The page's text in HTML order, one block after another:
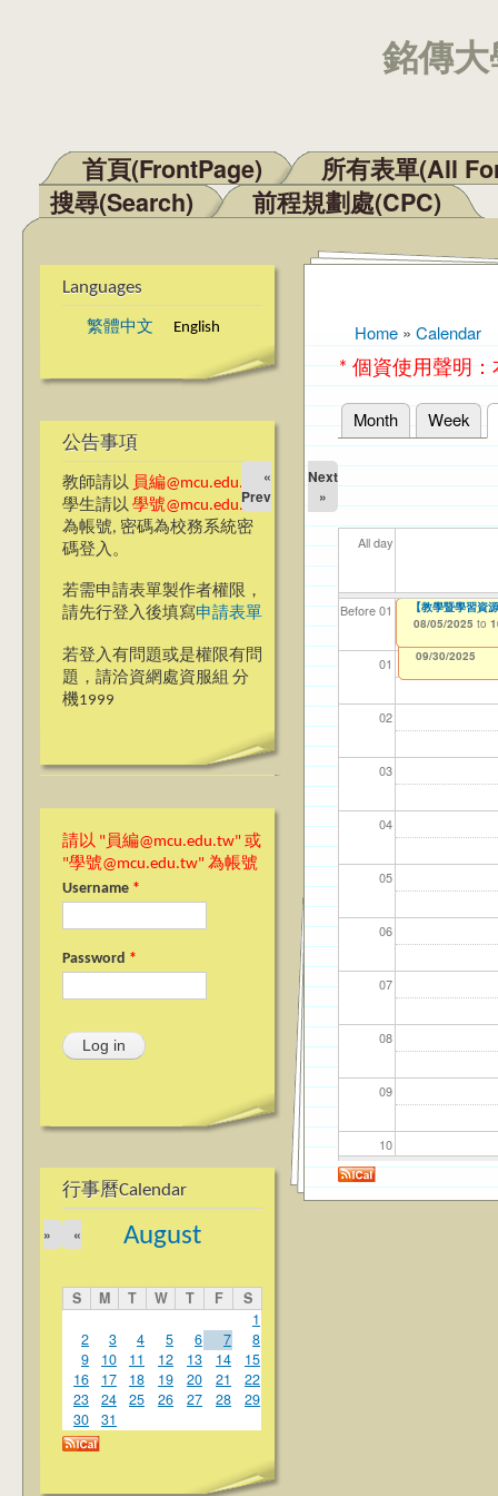
銘傳
Main menu
首頁(FrontPage)
所有表單(All
搜尋(Search)
前程規劃處(CPC)
Languages
繁體中文 English
公告事項
教師請以 員編@mcu.edu.tw
學生請以 學號@mcu.edu.tw
為帳號, 密碼為校務系統密
碼登入。
若需申請表單製作者權限，
請先行登入後填寫申請表單
若登入有問題或是權限有問
題，請洽資網處資服組 分
機1999
請以 "員編@mcu.edu.tw" 或
"學號@mcu.edu.tw" 為帳號
Username *
Password *
行事曆Calendar
August
«
»
S M T W T F
S
1
2
3 4 5 6 7
8
9
10 11 12 13 14
15
16
17 18 19 20 21
22
23
24 25 26 27 28
29
30
31
You are here
Home » Calendar
* 個資使用聲明
Primary tabs
Month Week
«
Prev
Next
»
All day
Before 01
01
02
03
04
05
06
07
08
09
10
11
【資網處】
整合系統～表單
12/31/2027
我愛銘傳我愛養
校區)
09/30/2025
【財
11/
【財
11/
114
04/
114
02/
CDC【桃園校
08/05/2025 to
【教學暨學習
08/05/2025 to